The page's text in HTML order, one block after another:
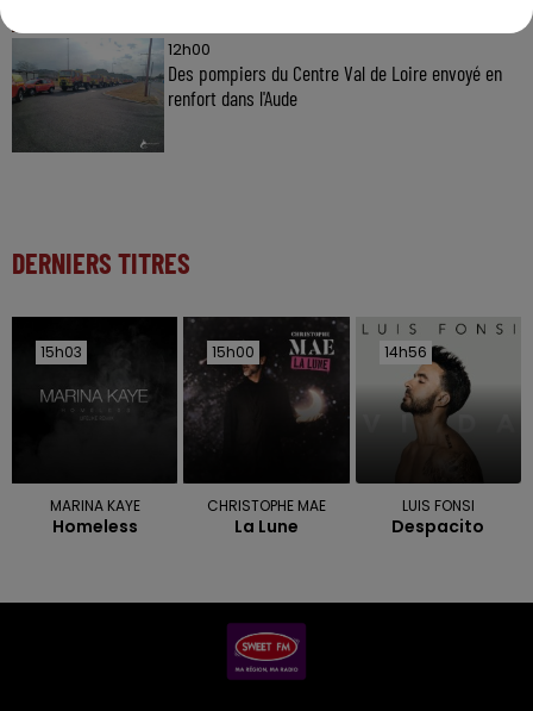
12h00
Des pompiers du Centre Val de Loire envoyé en
renfort dans l'Aude
DERNIERS TITRES
15h03
15h03
MARINA KAYE
Homeless
15h00
15h00
CHRISTOPHE MAE
La Lune
14h56
14h56
LUIS FONSI
Despacito